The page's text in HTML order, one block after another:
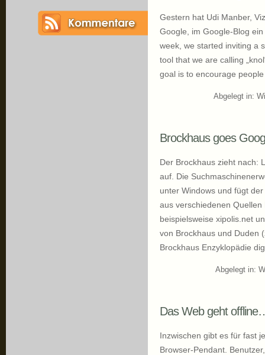
Gestern hat Udi Manber,
Google, im Google-Blog
week, we started inviting a
tool that we are calling
goal is to encourage
Abgelegt in:
Brockhaus goes
Der Brockhaus zieht nach:
auf. Die
unter Windows und fügt
aus verschiedenen
beispielsweise xipolis.net
von Brockhaus und Duden
Brockhaus Enzyklopädie
Abgelegt in:
Das Web geht
Inzwischen gibt es für fast
Browser-Pendant.